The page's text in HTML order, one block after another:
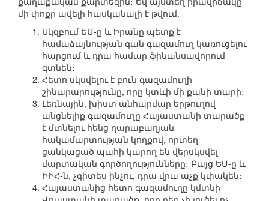
մի փոքր ավելի հասկանալի է թվում.
Սկզբում ԵՄ-ը և Իրանը պետք է
համաձայնության գան գազամուղ կառուցելու
հարցում և դրա համար ֆինանսավորում
գտնեն։
Հետո սկսվելու է բուն գազամուղի
շինարարությունը, որը կտևի մի քանի տարի։
Լեռնային, խիստ անհարմար երթուղով
անցնելիք գազամուղը Հայաստանի տարածք
է մտնելու հենց ղարաբաղյան
հակամարտության կողքով, որտեղ
ցանկացած պահի կարող են վերսկսվել
մարտական գործողությունները։ Բայց ԵՄ-ը և
ԻԻՀ-ն, չգիտես ինչու, դրա վրա աչք կփակեն։
Հայաստանից հետո գազամուղը կմտնի